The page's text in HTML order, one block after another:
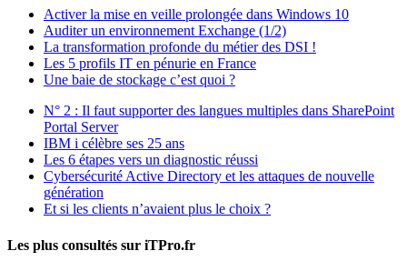
Activer la mise en veille prolongée dans Windows 10
Auditer un environnement Exchange (1/2)
La transformation profonde du métier des DSI !
Les 5 profils IT en pénurie en France
Une baie de stockage c’est quoi ?
N° 2 : Il faut supporter des langues multiples dans SharePoint
Portal Server
IBM i célèbre ses 25 ans
Les 6 étapes vers un diagnostic réussi
Cybersécurité Active Directory et les attaques de nouvelle
génération
Et si les clients n’avaient plus le choix ?
Les plus consultés sur iTPro.fr